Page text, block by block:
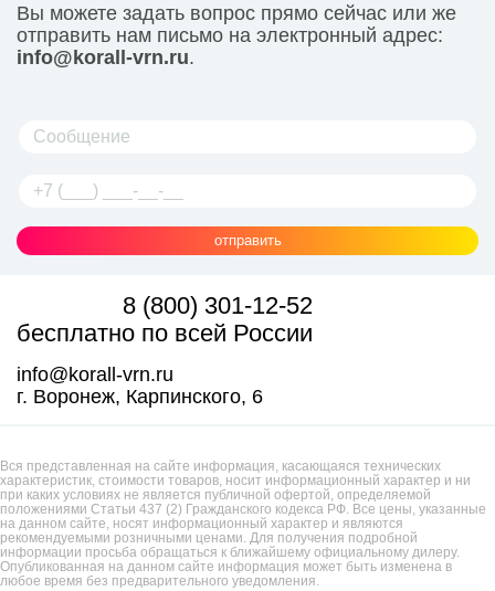
Вы можете задать вопрос прямо сейчас или же
отправить нам письмо на электронный адрес:
info@korall-vrn.ru.
отправить
8 (800) 301-12-52
бесплатно по всей России
info@korall-vrn.ru
г. Воронеж, Карпинского, 6
Вся представленная на сайте информация, касающаяся технических
характеристик, стоимости товаров, носит информационный характер и ни
при каких условиях не является публичной офертой, определяемой
положениями Статьи 437 (2) Гражданского кодекса РФ. Все цены, указанные
на данном сайте, носят информационный характер и являются
рекомендуемыми розничными ценами. Для получения подробной
информации просьба обращаться к ближайшему официальному дилеру.
Опубликованная на данном сайте информация может быть изменена в
любое время без предварительного уведомления.